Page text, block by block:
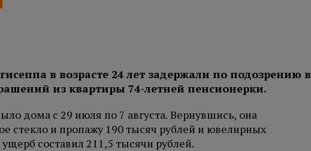
в возрасте 24 лет задержали по подозрению в
из квартиры 74-летней пенсионерки.
дома с 29 июля по 7 августа. Вернувшись, она
стекло и пропажу 190 тысяч рублей и ювелирных
составил 211,5 тысячи рублей.